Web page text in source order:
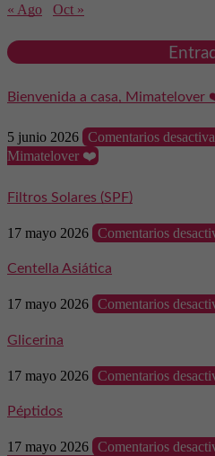
« Ago
Oct »
Bienvenida a casa, Mimatelover
5 junio 2026 Comentarios
Mimatelover ❤️
Filtros Solares (SPF)
17 mayo 2026 Comentarios
Centella Asiática
17 mayo 2026 Comentarios
Glicerina
17 mayo 2026 Comentarios
Péptidos
17 mayo 2026 Comentarios